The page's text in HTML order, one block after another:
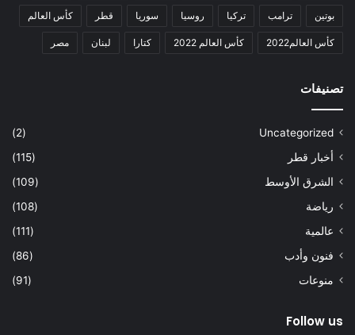
بوتين ترامب تركيا روسيا سوريا قطر كأس العالم
كأس العالم2022 كأس العالم 2022 كتارا لبنان مصر
تصنيفات
Uncategorized
(2)
أخبار قطر
(115)
الشرق الأوسط
(109)
رياضة
(108)
عالمية
(111)
فنون وأدب
(86)
منوعات
(91)
Follow us